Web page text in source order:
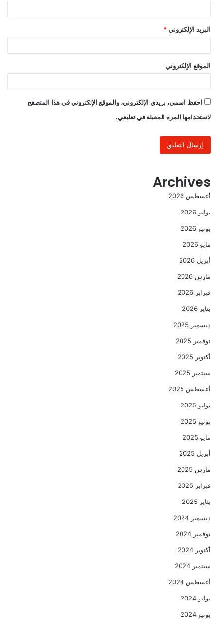
البريد الإلكتروني *
الموقع الإلكتروني
احفظ اسمي، بريدي الإلكتروني، والموقع الإلكتروني في هذا المتصفح
لاستخدامها المرة المقبلة في تعليقي.
Archives
أغسطس 2026
يوليو 2026
يونيو 2026
مايو 2026
أبريل 2026
مارس 2026
فبراير 2026
يناير 2026
ديسمبر 2025
نوفمبر 2025
أكتوبر 2025
سبتمبر 2025
أغسطس 2025
يوليو 2025
يونيو 2025
مايو 2025
أبريل 2025
مارس 2025
فبراير 2025
يناير 2025
ديسمبر 2024
نوفمبر 2024
أكتوبر 2024
سبتمبر 2024
أغسطس 2024
يوليو 2024
يونيو 2024